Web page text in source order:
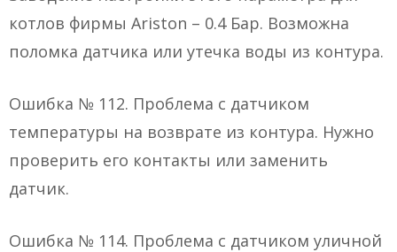
котлов фирмы Ariston – 0.4 Бар. Возможна
поломка датчика или утечка воды из контура.
Ошибка № 112. Проблема с датчиком
температуры на возврате из контура. Нужно
проверить его контакты или заменить
датчик.
Ошибка № 114. Проблема с датчиком уличной